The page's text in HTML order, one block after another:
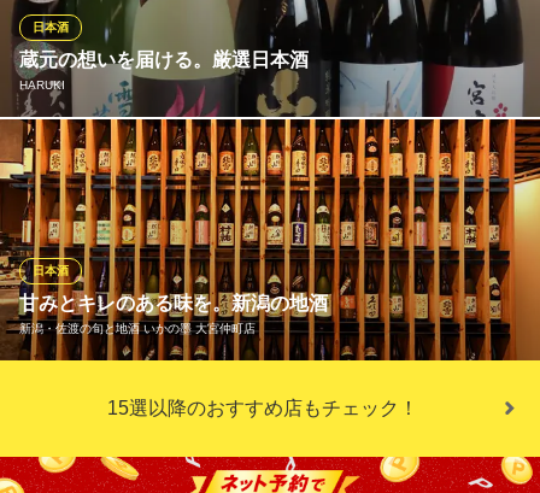
せるも良し。美味しいお酒が楽しい時間を演出してくれます。
〜活きに 和みに〜豊鮨
鮨屋
ＪＲ大宮駅西口 徒歩2分
埼玉県さいたま市大宮区桜木町1-4-3 いちまるきゅうビル中1F
蔵元の想いを届ける。厳選日本酒
HARUKI
日本酒
和食との相性を第一に考え、全国各地から選び抜いた日本酒を取
り揃えております。有名な銘柄はもちろん、小規模ながら情熱を
持った蔵元の希少な一本まで、幅広いラインナップが自慢です。
季節ごとに、その時期にしか味わえない特別酒なども入荷。お料
理やお客様の好みに合わせ、スタッフが最適な一杯をご提案いた
します。
HARUKI
ＪＲ大宮駅 徒歩3分
埼玉県さいたま市大宮区桜木町1-3-4 東栄アネックスビル2 2F
甘みとキレのある味を。新潟の地酒
新潟・佐渡の旬と地酒 いかの墨 大宮仲町店
日本酒
当店では新潟の地酒を数多くご用意しております。日本酒の甘み
とキレのある味をご堪能ください。また、日本酒と相性抜群な料
テルも多く取り揃えておりますのでお好みのお飲み物をお選び頂
15選以降のおすすめ店もチェック！